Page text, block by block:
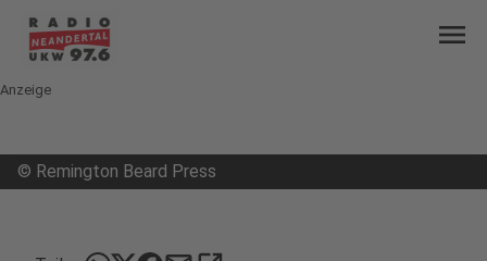
menu
Anzeige
© Remington Beard Press